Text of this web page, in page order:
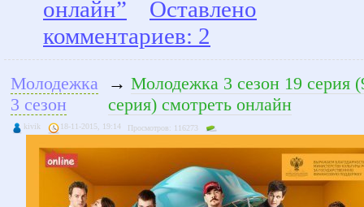
онлайн”
Оставлено
комментариев: 2
Молодежка
3 сезон
→ Молодежка 3 сезон 19 серия
серия) смотреть онлайн
kivik 18-11-2015, 19:14 Просмотров: 116273